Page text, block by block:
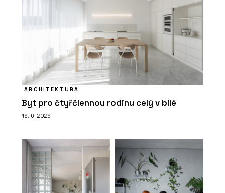
ARCHITEKTURA
Byt pro čtyřčlennou rodinu celý v bílé
16. 6. 2026